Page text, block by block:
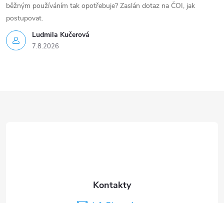
Ludmila Kučerová
7.8.2026
běžným používáním tak opotřebuje? Zaslán dotaz na ČOI, jak
postupovat.